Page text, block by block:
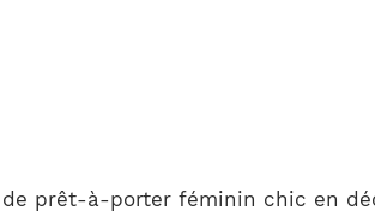
de prêt-à-porter féminin chic en